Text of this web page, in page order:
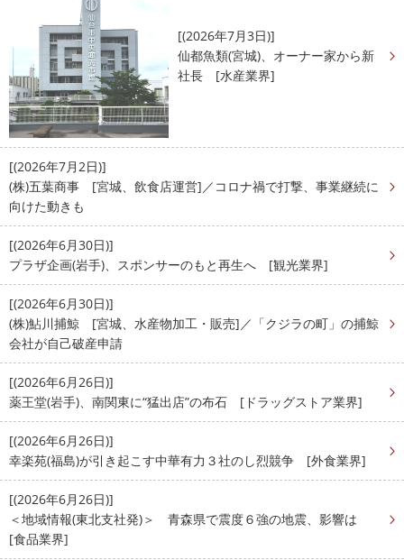
[(2026年7月3日)]
仙都魚類(宮城)、オーナー家から新
社長 [水産業界]
[(2026年7月2日)]
(株)五葉商事 [宮城、飲食店運営]／コロナ禍で打撃、事業継続に
向けた動きも
[(2026年6月30日)]
プラザ企画(岩手)、スポンサーのもと再生へ [観光業界]
[(2026年6月30日)]
(株)鮎川捕鯨 [宮城、水産物加工・販売]／「クジラの町」の捕鯨
会社が自己破産申請
[(2026年6月26日)]
薬王堂(岩手)、南関東に“猛出店”の布石 [ドラッグストア業界]
[(2026年6月26日)]
幸楽苑(福島)が引き起こす中華有力３社のし烈競争 [外食業界]
[(2026年6月26日)]
＜地域情報(東北支社発)＞ 青森県で震度６強の地震、影響は
[食品業界]